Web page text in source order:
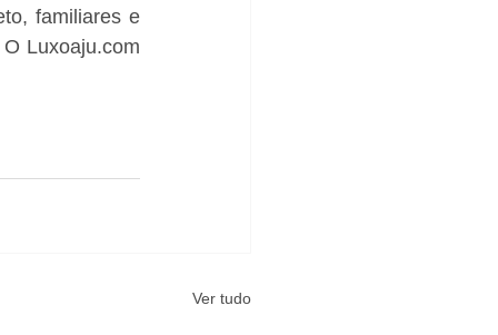
familiares e
Luxoaju.com
Ver tudo